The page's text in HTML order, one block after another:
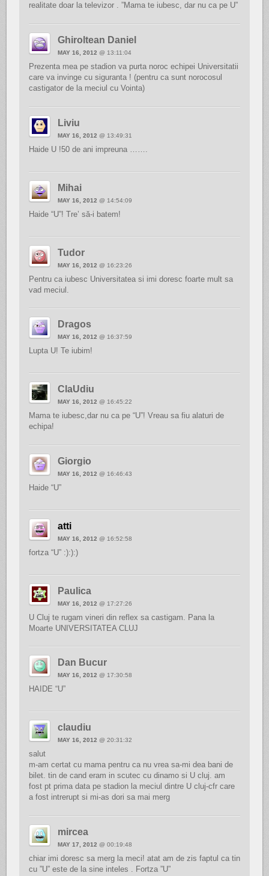
realitate doar la televizor . ”Mama te iubesc, dar nu ca pe U”
Ghiroltean Daniel
MAY 16, 2012 @ 13:11:04
Prezenta mea pe stadion va purta noroc echipei Universitatii
care va invinge cu siguranta ! (pentru ca sunt norocosul
castigator de la meciul cu Vointa)
Liviu
MAY 16, 2012 @ 13:49:31
Haide U !50 de ani impreuna …….
Mihai
MAY 16, 2012 @ 14:54:09
Haide “U”! Tre’ să-i batem!
Tudor
MAY 16, 2012 @ 16:23:26
Pentru ca iubesc Universitatea si imi doresc foarte mult sa
vad meciul.
Dragos
MAY 16, 2012 @ 16:37:59
Lupta U! Te iubim!
ClaUdiu
MAY 16, 2012 @ 16:45:22
Mama te iubesc,dar nu ca pe “U”! Vreau sa fiu alaturi de
echipa!
Giorgio
MAY 16, 2012 @ 16:46:43
Haide “U”
atti
MAY 16, 2012 @ 16:52:58
fortza “U” :):):)
Paulica
MAY 16, 2012 @ 17:27:26
U Cluj te rugam vineri din reflex sa castigam. Pana la
Moarte UNIVERSITATEA CLUJ
Dan Bucur
MAY 16, 2012 @ 17:30:58
HAIDE “U”
claudiu
MAY 16, 2012 @ 20:31:32
salut
m-am certat cu mama pentru ca nu vrea sa-mi dea bani de
bilet. tin de cand eram in scutec cu dinamo si U cluj. am
fost pt prima data pe stadion la meciul dintre U cluj-cfr care
a fost intrerupt si mi-as dori sa mai merg
mircea
MAY 17, 2012 @ 00:19:48
chiar imi doresc sa merg la meci! atat am de zis faptul ca tin
cu ”U” este de la sine inteles . Fortza ”U”